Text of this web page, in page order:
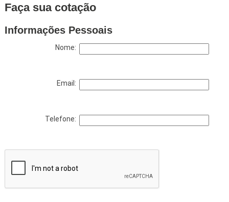
Faça sua cotação
Informações Pessoais
Nome:
Email:
Telefone: